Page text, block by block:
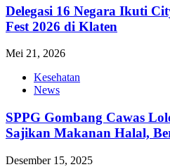
Delegasi 16 Negara Ikuti
Fest 2026 di Klaten
Mei 21, 2026
Kesehatan
News
SPPG Gombang Cawas
Sajikan Makanan Halal,
Desember 15, 2025